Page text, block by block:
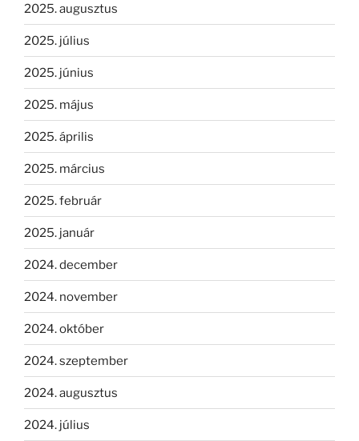
2025. augusztus
2025. július
2025. június
2025. május
2025. április
2025. március
2025. február
2025. január
2024. december
2024. november
2024. október
2024. szeptember
2024. augusztus
2024. július